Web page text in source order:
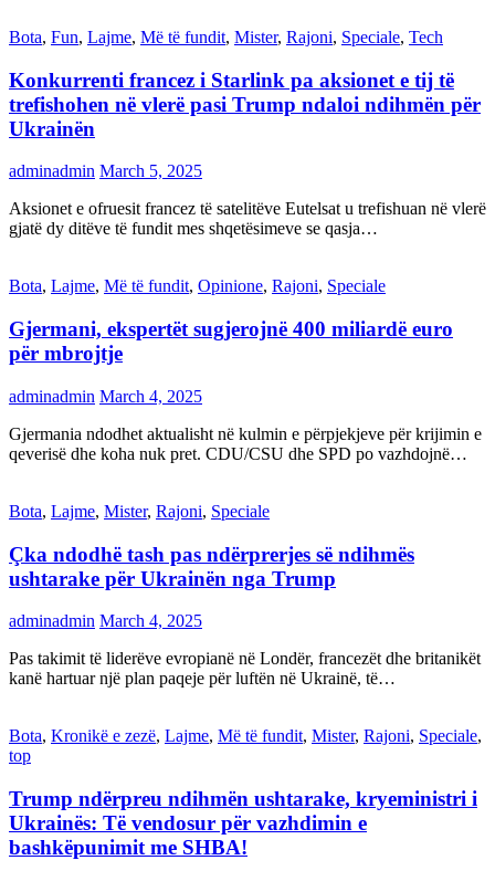
Bota, Fun, Lajme, Më të fundit, Mister, Rajoni, Speciale, Tech
Konkurrenti francez i Starlink pa aksionet e tij të
trefishohen në vlerë pasi Trump ndaloi ndihmën për
Ukrainën
adminadmin March 5, 2025
Aksionet e ofruesit francez të satelitëve Eutelsat u trefishuan në vlerë
gjatë dy ditëve të fundit mes shqetësimeve se qasja…
Bota, Lajme, Më të fundit, Opinione, Rajoni, Speciale
Gjermani, ekspertët sugjerojnë 400 miliardë euro
për mbrojtje
adminadmin March 4, 2025
Gjermania ndodhet aktualisht në kulmin e përpjekjeve për krijimin e
qeverisë dhe koha nuk pret. CDU/CSU dhe SPD po vazhdojnë…
Bota, Lajme, Mister, Rajoni, Speciale
Çka ndodhë tash pas ndërprerjes së ndihmës
ushtarake për Ukrainën nga Trump
adminadmin March 4, 2025
Pas takimit të liderëve evropianë në Londër, francezët dhe britanikët
kanë hartuar një plan paqeje për luftën në Ukrainë, të…
Bota, Kronikë e zezë, Lajme, Më të fundit, Mister, Rajoni, Speciale,
top
Trump ndërpreu ndihmën ushtarake, kryeministri i
Ukrainës: Të vendosur për vazhdimin e
bashkëpunimit me SHBA!